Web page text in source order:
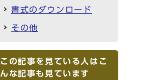
書式のダウンロード
その他
この記事を見ている人はこ
んな記事も見ています